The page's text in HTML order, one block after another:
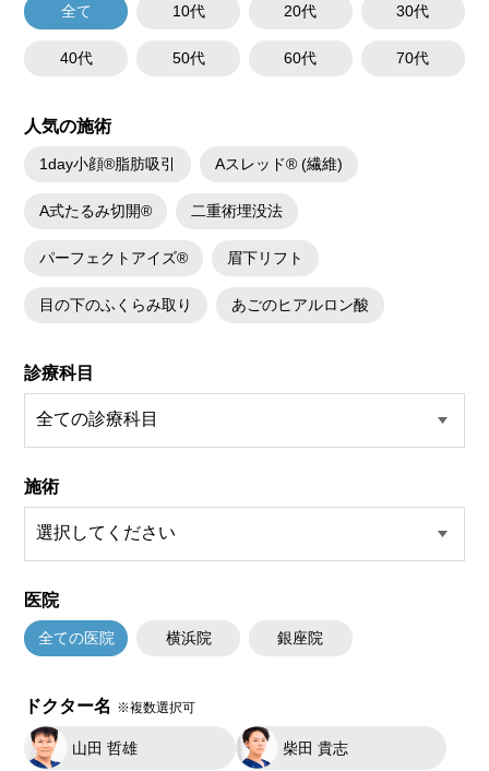
全て 10代 20代 30代
40代 50代 60代 70代
人気の施術
1day小顔®脂肪吸引 Aスレッド® (繊維)
A式たるみ切開® 二重術埋没法
パーフェクトアイズ® 眉下リフト
目の下のふくらみ取り あごのヒアルロン酸
診療科目
施術
医院
全ての医院 横浜院 銀座院
ドクター名 ※複数選択可
山田 哲雄 柴田 貴志